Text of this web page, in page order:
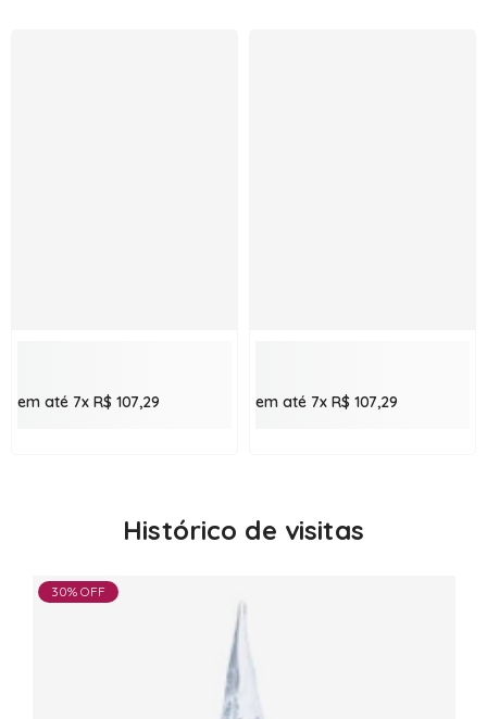
em até 7x R$ 107,29 em até 7x R$ 107,29
Histórico de visitas
30% OFF